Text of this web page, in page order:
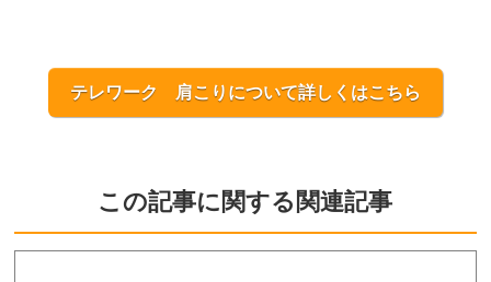
テレワーク 肩こりについて詳しくはこちら
この記事に関する関連記事